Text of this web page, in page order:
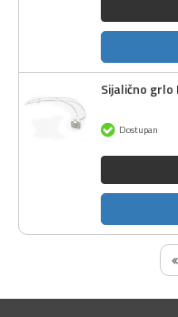
Sijalično grlo
Dostupan